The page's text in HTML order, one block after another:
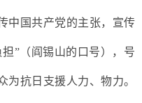
中国共产党的主张，宣传
担”（阎锡山的口号），号
为抗日支援人力、物力。